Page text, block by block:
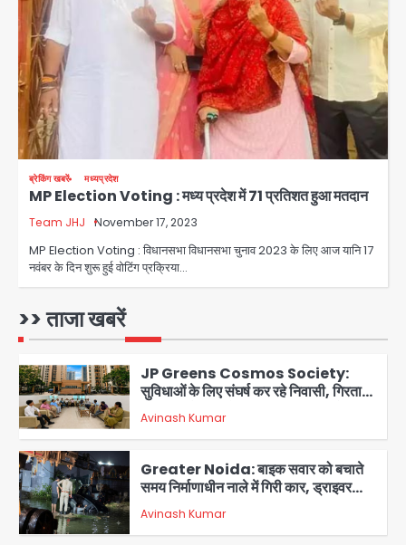
ब्रेकिंग खबरें मध्यप्रदेश
MP Election Voting : मध्य प्रदेश में 71 प्रतिशत हुआ मतदान
Team JHJ November 17, 2023
MP Election Voting : विधानसभा विधानसभा चुनाव 2023 के लिए आज यानि 17
नवंबर के दिन शुरू हुई वोटिंग प्रक्रिया…
>> ताजा खबरें
3
समय निर्माणाधीन नाले में गिरी कार, ड्राइवर
बाल-बाल बचा
Avinash Kumar
4
Noida Cyber Crime: PM मोदी-
सीतारमण के AI डीपफेक वीडियो से नोएडा में
बुजुर्ग से 70 लाख की ठगी
jai hind janab
लिए बड़ी खुशखबरी
jai hind janab
1
Student protest in Ranchi: छात्र
2
JP Greens Cosmos Society:
सुविधाओं के लिए संघर्ष कर रहे निवासी, गिरता
प्लास्टर और कमजोर सुरक्षा बनी बड़ी चुनौती
Avinash Kumar
3
Greater Noida: बाइक सवार को बचाते
समय निर्माणाधीन नाले में गिरी कार, ड्राइवर
बाल-बाल बचा
Avinash Kumar